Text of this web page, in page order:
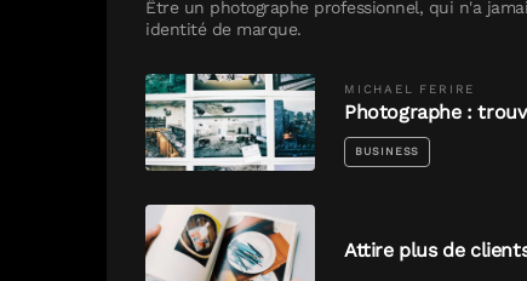
Être un photographe professionnel, qui n'a
identité de marque.
MICHAEL FERIRE
Photographe :
BUSINESS
Attire plus de